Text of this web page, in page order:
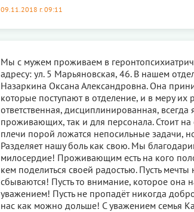
09.11.2018 г. 09:11
Мы с мужем проживаем в
адресу: ул. 5 Марьяновская, 46. В нашем
Назаркина Оксана Александровна. Она
которые поступают в отделение, и в меру их
ответственная, дисциплинированная, всегда
проживающих, так и для персонала. Стоит
плечи порой ложатся непосильные задачи,
Разделяет нашу боль как свою. Мы
милосердие! Проживающим есть на кого
кем поделиться своей радостью. Пусть
сбываются! Пусть то внимание, которое она
уважением! Пусть не пропадёт никогда
нас как можно дольше! С уважением семья